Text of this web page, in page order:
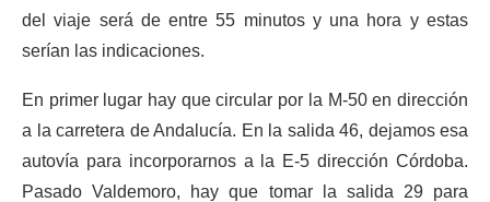
del viaje será de entre 55 minutos y una hora y estas
serían las indicaciones.
En primer lugar hay que circular por la M-50 en dirección
a la carretera de Andalucía. En la salida 46, dejamos esa
autovía para incorporarnos a la E-5 dirección Córdoba.
Pasado Valdemoro, hay que tomar la salida 29 para